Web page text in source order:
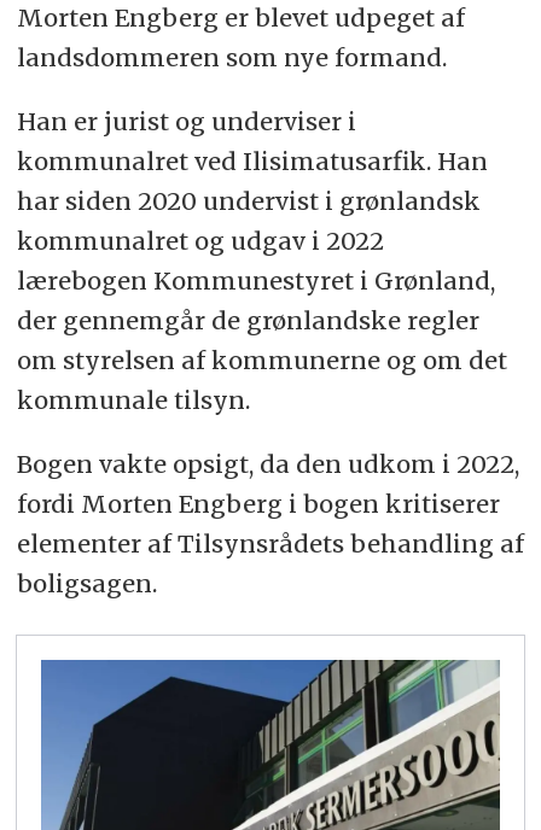
Morten Engberg er blevet udpeget af
landsdommeren som nye formand.
Han er jurist og underviser i
kommunalret ved Ilisimatusarfik. Han
har siden 2020 undervist i grønlandsk
kommunalret og udgav i 2022
lærebogen Kommunestyret i Grønland,
der gennemgår de grønlandske regler
om styrelsen af kommunerne og om det
kommunale tilsyn.
Bogen vakte opsigt, da den udkom i 2022,
fordi Morten Engberg i bogen kritiserer
elementer af Tilsynsrådets behandling af
boligsagen.